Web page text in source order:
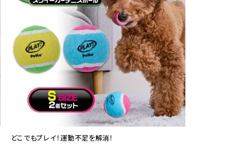
どこでもプレイ！運動不足を解消！